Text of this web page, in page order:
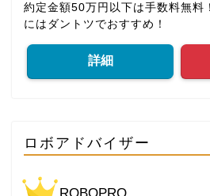
約定金額50万円以下は手数料無料
にはダントツでおすすめ！
詳細
ロボアドバイザー